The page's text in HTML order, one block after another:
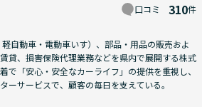
口コミ 310件
自動車・電動車いす）、部品・用品の販売およ
貸、損害保険代理業務などを県内で展開する株式
で「安心・安全なカーライフ」の提供を重視し、
ーサービスで、顧客の毎日を支えている。